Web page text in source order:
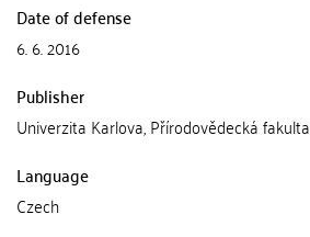
Date of defense
6. 6. 2016
Publisher
Univerzita Karlova, Přírodovědecká fakulta
Language
Czech